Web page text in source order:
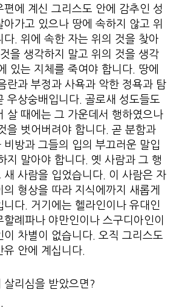
편에 계신 그리스도 안에 감추인 성
가고 있으나 땅에 속하지 않고 위
다. 위에 속한 자는 위의 것을 찾아
을 생각하지 말고 위의 것을 생각
있는 지체를 죽여야 합니다. 땅에
란과 부정과 사욕과 악한 정욕과 탐
우상숭배입니다. 골로새 성도들도
살 때에는 그 가운데서 행하였으나
을 벗어버려야 합니다. 곧 분함과
비방과 그들의 입의 부끄러운 말입
지 말아야 합니다. 옛 사람과 그 행
새 사람을 입었습니다. 이 사람은 자
형상을 따라 지식에까지 새롭게
니다. 거기에는 헬라인이나 유대인
례파나 야만인이나 스구디아인이
이 차별이 없습니다. 오직 그리스도
안에 계십니다.
살리심을 받았으면?